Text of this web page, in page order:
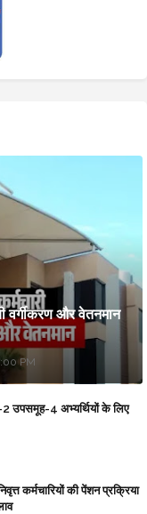
वर्गीकरण और वेतनमान
PM
उपसमूह-4 अभ्यर्थियों के लिए
कर्मचारियों की पेंशन प्रक्रिया